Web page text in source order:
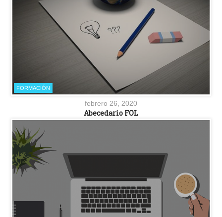
FORMACIÓN
febrero 26, 2020
Abecedario FOL